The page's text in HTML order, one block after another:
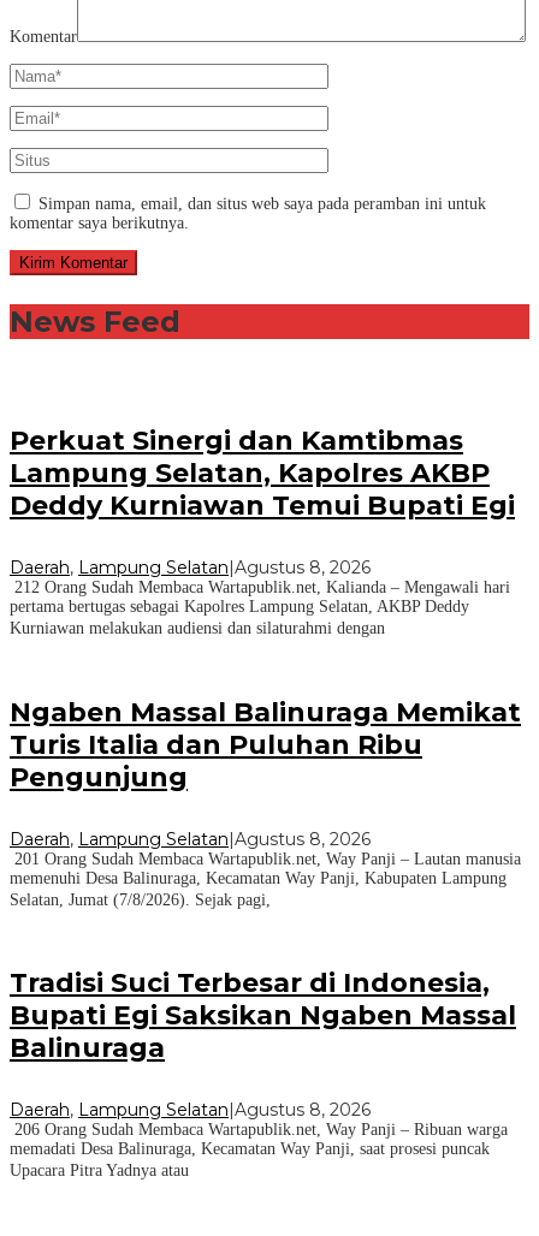
Komentar
Simpan nama, email, dan situs web saya pada peramban ini untuk
komentar saya berikutnya.
News Feed
Perkuat Sinergi dan Kamtibmas
Lampung Selatan, Kapolres AKBP
Deddy Kurniawan Temui Bupati Egi
Daerah, Lampung Selatan Agustus 8, 2026
212 Orang Sudah Membaca Wartapublik.net, Kalianda – Mengawali hari
pertama bertugas sebagai Kapolres Lampung Selatan, AKBP Deddy
Kurniawan melakukan audiensi dan silaturahmi dengan
Ngaben Massal Balinuraga Memikat
Turis Italia dan Puluhan Ribu
Pengunjung
Daerah, Lampung Selatan|Agustus 8, 2026
201 Orang Sudah Membaca Wartapublik.net, Way Panji – Lautan manusia
memenuhi Desa Balinuraga, Kecamatan Way Panji, Kabupaten Lampung
Selatan, Jumat (7/8/2026). Sejak pagi,
Tradisi Suci Terbesar di Indonesia,
Bupati Egi Saksikan Ngaben Massal
Balinuraga
Daerah, Lampung Selatan Agustus 8, 2026
206 Orang Sudah Membaca Wartapublik.net, Way Panji – Ribuan warga
memadati Desa Balinuraga, Kecamatan Way Panji, saat prosesi puncak
Upacara Pitra Yadnya atau